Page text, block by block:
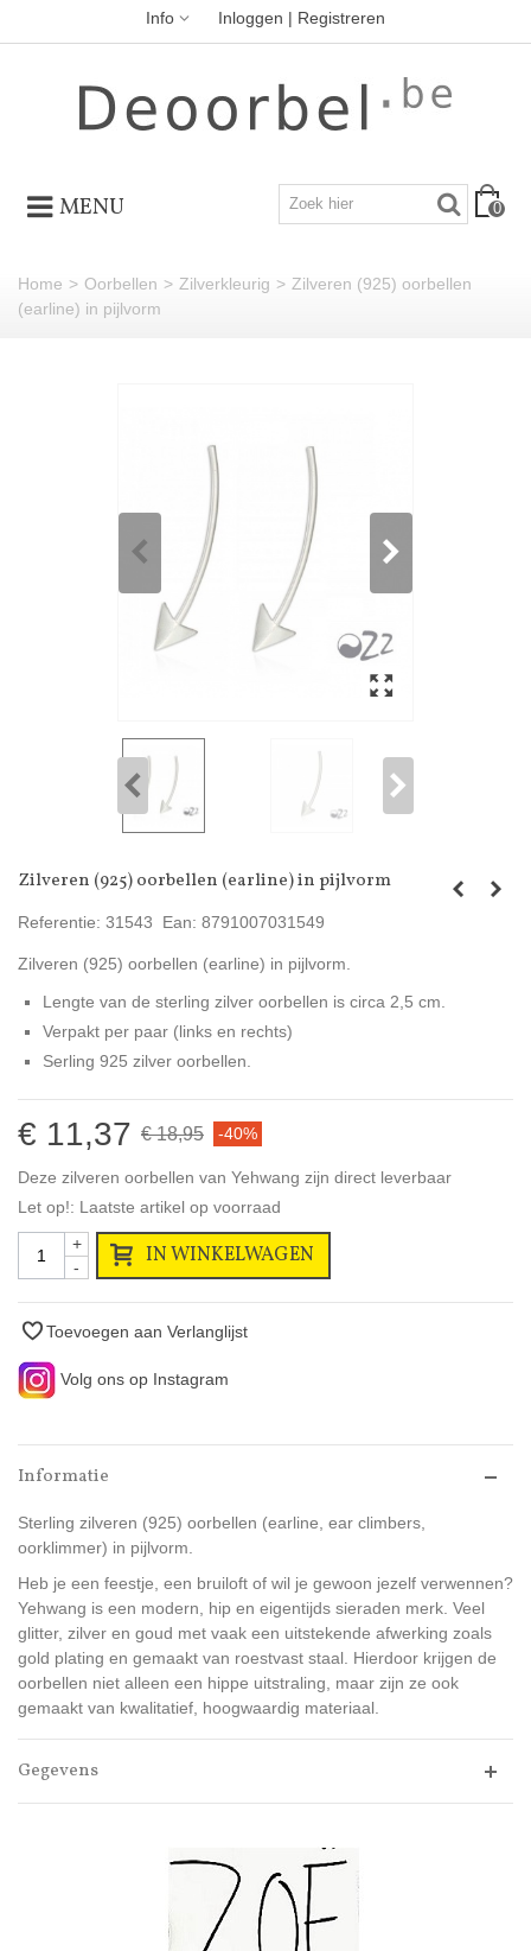
Info Inloggen | Registreren
MENU 0
Home > Oorbellen > Zilverkleurig > Zilveren (925) oorbellen
(earline) in pijlvorm
Zilveren (925) oorbellen (earline) in pijlvorm
Referentie: 31543 Ean: 8791007031549
Zilveren (925) oorbellen (earline) in pijlvorm.
Lengte van de sterling zilver oorbellen is circa 2,5 cm.
Verpakt per paar (links en rechts)
Serling 925 zilver oorbellen.
€ 11,37 € 18,95 -40%
Deze zilveren oorbellen van Yehwang zijn direct leverbaar
Let op!: Laatste artikel op voorraad
-
+ IN WINKELWAGEN
Toevoegen aan Verlanglijst
Volg ons op Instagram
Informatie
Sterling zilveren (925) oorbellen (earline, ear climbers,
oorklimmer) in pijlvorm.
Heb je een feestje, een bruiloft of wil je gewoon jezelf verwennen?
Yehwang is een modern, hip en eigentijds sieraden merk. Veel
glitter, zilver en goud met vaak een uitstekende afwerking zoals
gold plating en gemaakt van roestvast staal. Hierdoor krijgen de
oorbellen niet alleen een hippe uitstraling, maar zijn ze ook
gemaakt van kwalitatief, hoogwaardig materiaal.
Gegevens